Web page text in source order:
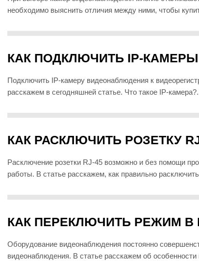
необходимо выяснить отличия между ними, чтобы
КАК ПОДКЛЮЧИТЬ IP-
Подключить IP-камеру видеонаблюдения к
расскажем в сегодняшней статье. Что такое IP-
КАК РАСКЛЮЧИТЬ РОЗЕТКУ
Расключение розетки RJ-45 возможно и без помощи
работы. В статье расскажем, как правильно
КАК ПЕРЕКЛЮЧИТЬ РЕЖИМ
Оборудование видеонаблюдения постоянно
видеонаблюдения. В статье расскажем об